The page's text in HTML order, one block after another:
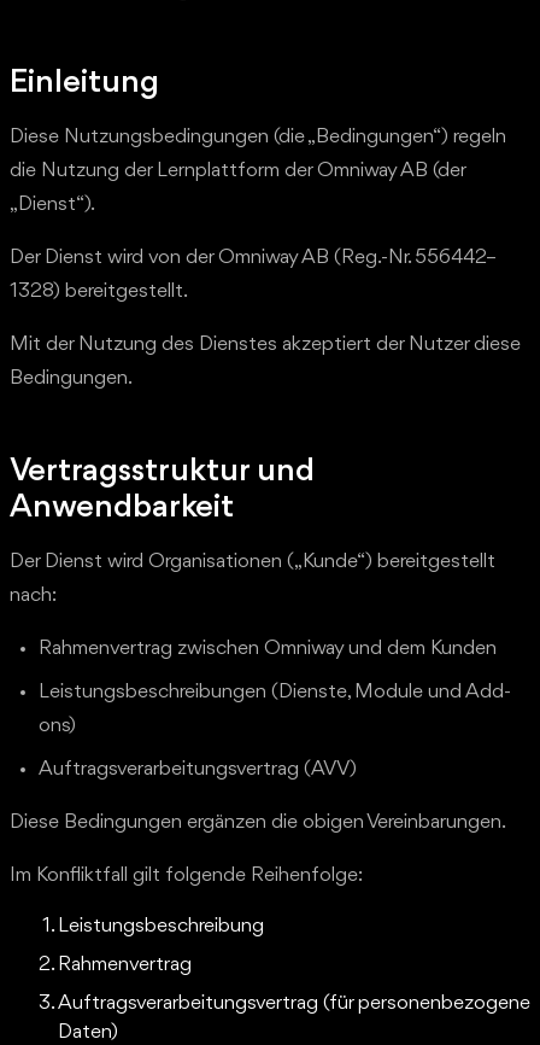
Einleitung
Diese Nutzungsbedingungen (die „Bedingungen“) regeln
die Nutzung der Lernplattform der Omniway AB (der
„Dienst“).
Der Dienst wird von der Omniway AB (Reg.-Nr. 556442–
1328) bereitgestellt.
Mit der Nutzung des Dienstes akzeptiert der Nutzer diese
Bedingungen.
Vertragsstruktur und
Anwendbarkeit
Der Dienst wird Organisationen („Kunde“) bereitgestellt
nach:
Rahmenvertrag zwischen Omniway und dem Kunden
Leistungsbeschreibungen (Dienste, Module und Add-
ons)
Auftragsverarbeitungsvertrag (AVV)
Diese Bedingungen ergänzen die obigen Vereinbarungen.
Im Konfliktfall gilt folgende Reihenfolge:
Leistungsbeschreibung
Rahmenvertrag
Auftragsverarbeitungsvertrag (für personenbezogene
Daten)